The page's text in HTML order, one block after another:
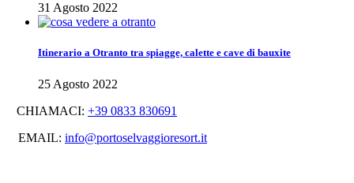
31 Agosto 2022
Itinerario a Otranto tra spiagge, calette e cave di bauxite
25 Agosto 2022
CHIAMACI: +39 0833 830691
EMAIL: info@portoselvaggioresort.it